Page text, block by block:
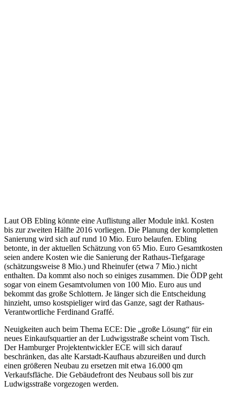
Laut OB Ebling könnte eine Auflistung aller Module inkl. Kosten
bis zur zweiten Hälfte 2016 vorliegen. Die Planung der kompletten
Sanierung wird sich auf rund 10 Mio. Euro belaufen. Ebling
betonte, in der aktuellen Schätzung von 65 Mio. Euro Gesamtkosten
seien andere Kosten wie die Sanierung der Rathaus-Tiefgarage
(schätzungsweise 8 Mio.) und Rheinufer (etwa 7 Mio.) nicht
enthalten. Da kommt also noch so einiges zusammen. Die ÖDP geht
sogar von einem Gesamtvolumen von 100 Mio. Euro aus und
bekommt das große Schlottern. Je länger sich die Entscheidung
hinzieht, umso kostspieliger wird das Ganze, sagt der Rathaus-
Verantwortliche Ferdinand Graffé.
Neuigkeiten auch beim Thema ECE: Die „große Lösung“ für ein
neues Einkaufsquartier an der Ludwigsstraße scheint vom Tisch.
Der Hamburger Projektentwickler ECE will sich darauf
beschränken, das alte Karstadt-Kaufhaus abzureißen und durch
einen größeren Neubau zu ersetzen mit etwa 16.000 qm
Verkaufsfläche. Die Gebäudefront des Neubaus soll bis zur
Ludwigsstraße vorgezogen werden.